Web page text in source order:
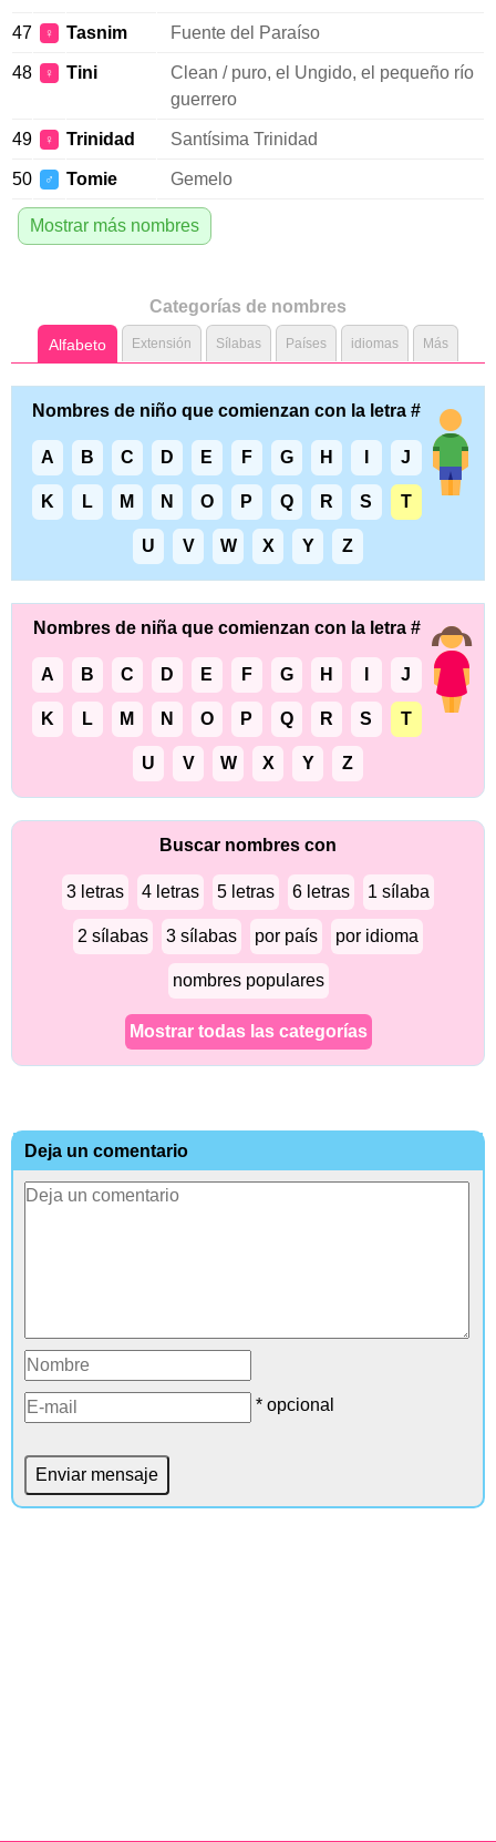
47 ♀ Tasnim Fuente del Paraíso
48 ♀ Tini
Clean / puro, el Ungido, el pequeño río
guerrero
49 ♀ Trinidad Santísima Trinidad
50 ♂ Tomie Gemelo
Mostrar más nombres
Categorías de nombres
Alfabeto Extensión Sílabas Países idiomas Más
Nombres de niño que comienzan con la letra #
A B C D E F G H J
K L M N O P Q R S T
U V W X Y Z
Nombres de niña que comienzan con la letra #
A B C D E F G H J
K L M N O P Q R S T
U V W X Y Z
Buscar nombres con
3 letras 4 letras 5 letras 6 letras 1 sílaba
2 sílabas 3 sílabas por país por idioma
nombres populares
Mostrar todas las categorías
Deja un comentario
* opcional